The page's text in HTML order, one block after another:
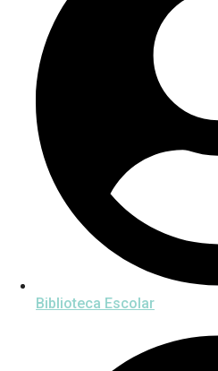
Biblioteca Escolar